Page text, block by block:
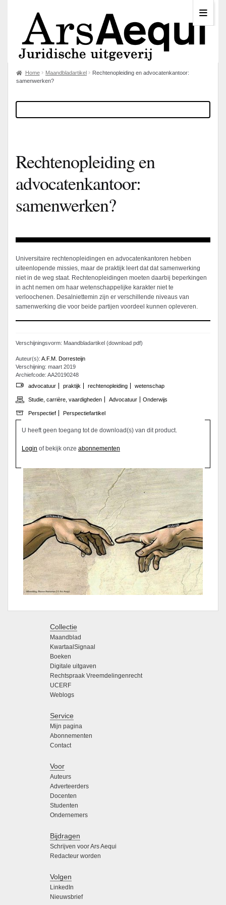
Home Maandbladartikel
Rechtenopleiding en advocatenkantoor:
samenwerken?
Rechtenopleiding en
advocatenkantoor:
samenwerken?
Universitaire rechtenopleidingen en advocatenkantoren hebben
uiteenlopende missies, maar de praktijk leert dat dat samenwerking
niet in de weg staat. Rechtenopleidingen moeten daarbij beperkingen
in acht nemen om haar wetenschappelijke karakter niet te
verloochenen. Desalniettemin zijn er verschillende niveaus van
samenwerking die voor beide partijen voordeel kunnen opleveren.
Verschijningsvorm: Maandbladartikel (download pdf)
Auteur(s): A.F.M. Dorresteijn
Verschijning: maart 2019
Archiefcode: AA20190248
advocatuur
praktijk rechtenopleiding wetenschap
Studie, carrière, vaardigheden Advocatuur Onderwijs
Perspectief Perspectiefartikel
U heeft geen toegang tot de download(s) van dit product.
Login of bekijk onze abonnementen
Collectie
Maandblad
KwartaalSignaal
Boeken
Digitale uitgaven
Rechtspraak Vreemdelingenrecht
UCERF
Weblogs
Service
Mijn pagina
Abonnementen
Contact
Voor
Auteurs
Adverteerders
Docenten
Studenten
Ondernemers
Bijdragen
Schrijven voor Ars Aequi
Redacteur worden
Volgen
LinkedIn
Nieuwsbrief